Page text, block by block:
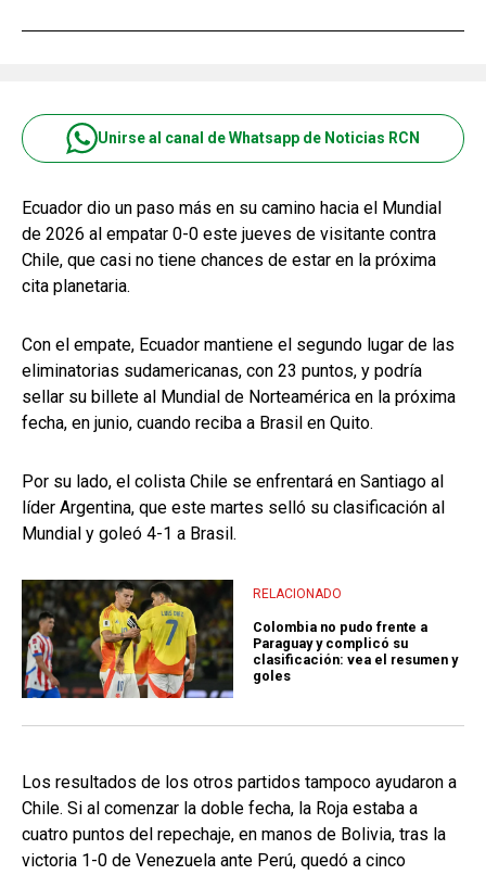
Unirse al canal de Whatsapp de Noticias RCN
Ecuador dio un paso más en su camino hacia el Mundial
de 2026 al empatar 0-0 este jueves de visitante contra
Chile, que casi no tiene chances de estar en la próxima
cita planetaria.
Con el empate, Ecuador mantiene el segundo lugar de las
eliminatorias sudamericanas, con 23 puntos, y podría
sellar su billete al Mundial de Norteamérica en la próxima
fecha, en junio, cuando reciba a Brasil en Quito.
Por su lado, el colista Chile se enfrentará en Santiago al
líder Argentina, que este martes selló su clasificación al
Mundial y goleó 4-1 a Brasil.
RELACIONADO
Colombia no pudo frente a
Paraguay y complicó su
clasificación: vea el resumen y
goles
Los resultados de los otros partidos tampoco ayudaron a
Chile. Si al comenzar la doble fecha, la Roja estaba a
cuatro puntos del repechaje, en manos de Bolivia, tras la
victoria 1-0 de Venezuela ante Perú, quedó a cinco